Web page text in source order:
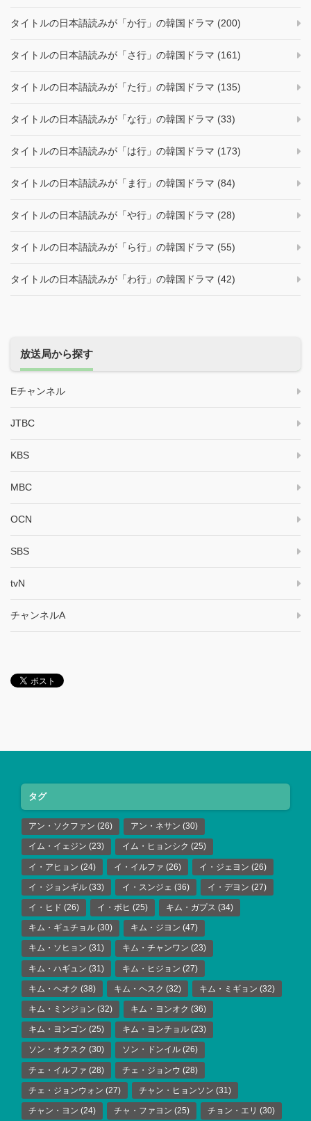
タイトルの日本語読みが「か行」の韓国ドラマ (200)
タイトルの日本語読みが「さ行」の韓国ドラマ (161)
タイトルの日本語読みが「た行」の韓国ドラマ (135)
タイトルの日本語読みが「な行」の韓国ドラマ (33)
タイトルの日本語読みが「は行」の韓国ドラマ (173)
タイトルの日本語読みが「ま行」の韓国ドラマ (84)
タイトルの日本語読みが「や行」の韓国ドラマ (28)
タイトルの日本語読みが「ら行」の韓国ドラマ (55)
タイトルの日本語読みが「わ行」の韓国ドラマ (42)
放送局から探す
Eチャンネル
JTBC
KBS
MBC
OCN
SBS
tvN
チャンネルA
タグ
アン・ソクファン (26) アン・ネサン (30)
イム・イェジン (23) イム・ヒョンシク (25)
イ・アヒョン (24) イ・イルファ (26) イ・ジェヨン (26)
イ・ジョンギル (33) イ・スンジェ (36) イ・デヨン (27)
イ・ヒド (26) イ・ボヒ (25) キム・ガプス (34)
キム・ギュチョル (30) キム・ジヨン (47)
キム・ソヒョン (31) キム・チャンワン (23)
キム・ハギュン (31) キム・ヒジョン (27)
キム・ヘオク (38) キム・ヘスク (32) キム・ミギョン (32)
キム・ミンジョン (32) キム・ヨンオク (36)
キム・ヨンゴン (25) キム・ヨンチョル (23)
ソン・オクスク (30) ソン・ドンイル (26)
チェ・イルファ (28) チェ・ジョンウ (28)
チェ・ジョンウォン (27) チャン・ヒョンソン (31)
チャン・ヨン (24) チャ・ファヨン (25) チョン・エリ (30)